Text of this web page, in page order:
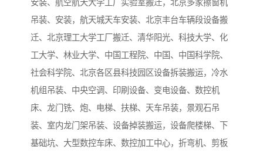
安装、航空航天大学工厂实验室搬迁，北京多家擦窗机
吊装、安装，航天城天车安装、北京丰台车辆段设备搬
迁、北京理工大学工厂搬迁、清华阳光、科技大学、化
工大学、林业大学、中国工程院、中国、中国科学院、
社会科学院、北京各区县科技园区设备拆装搬运，冷水
机组吊装、中央空调、印刷设备、变电设备、数控机
床、龙门铣、炮、电梯、扶梯、天车吊装，景观石吊
装、室内龙门架吊装、设备掉装搬运，设备爬楼梯、下
基础坑、大型数控车床、数控加工中心，折弯机、剪板